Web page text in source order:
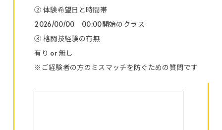
② 体験希望日と時間帯
2026/00/00 00:00開始のクラス
③ 格闘技経験の有無
有り or 無し
※ご経験者の方のミスマッチを防ぐための質問です